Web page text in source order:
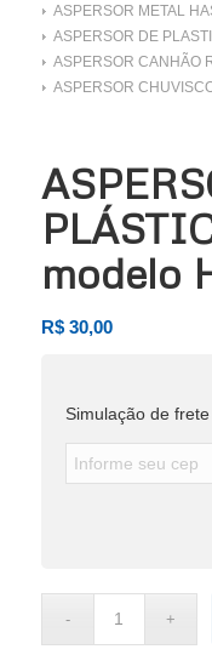
ASPERSOR METAL
ASPERSOR DE
ASPERSOR CANHÃO
ASPERSOR
modelo
R$30,00
Simulação de frete